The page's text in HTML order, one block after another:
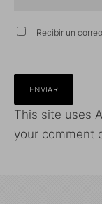
Recibir un
This site uses
your comment